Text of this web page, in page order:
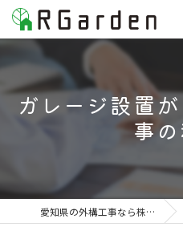
ガレージ設置
事
愛知県の外構工事なら株式会社RGarden